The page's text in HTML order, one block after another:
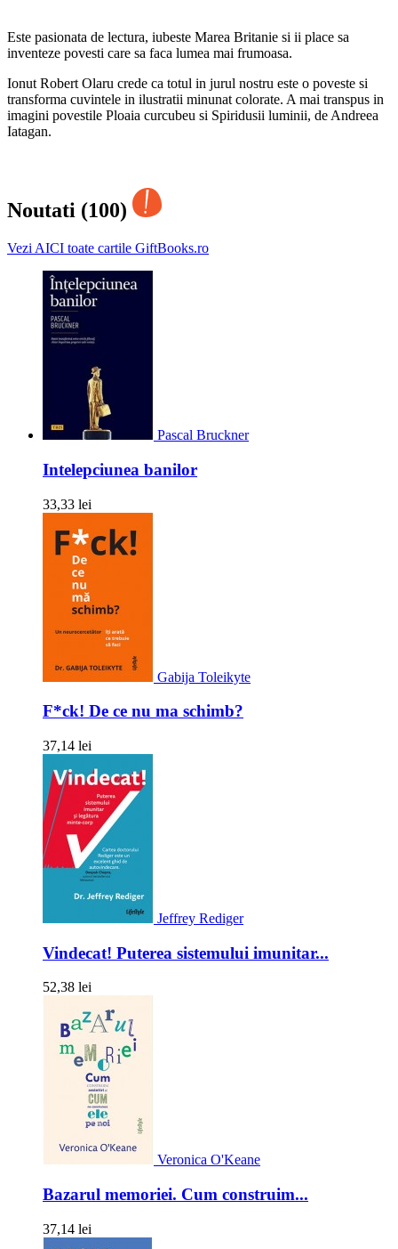
Este pasionata de lectura, iubeste Marea Britanie si ii place sa
inventeze povesti care sa faca lumea mai frumoasa.
Ionut Robert Olaru crede ca totul in jurul nostru este o poveste si
transforma cuvintele in ilustratii minunat colorate. A mai transpus in
imagini povestile Ploaia curcubeu si Spiridusii luminii, de Andreea
Iatagan.
Noutati (100)
Vezi AICI toate cartile GiftBooks.ro
Pascal Bruckner
Intelepciunea banilor
33,33 lei
Gabija Toleikyte
F*ck! De ce nu ma schimb?
37,14 lei
Jeffrey Rediger
Vindecat! Puterea sistemului imunitar...
52,38 lei
Veronica O'Keane
Bazarul memoriei. Cum construim...
37,14 lei